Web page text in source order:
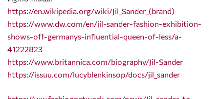
https://en.wikipedia.org/wiki/Jil_Sander_(brand)
https://www.dw.com/en/jil-sander-fashion-exhibition-
shows-off-germanys-influential-queen-of-less/a-
41222823
https://www.britannica.com/biography/Jil-Sander
https://issuu.com/lucyblenkinsop/docs/jil_sander